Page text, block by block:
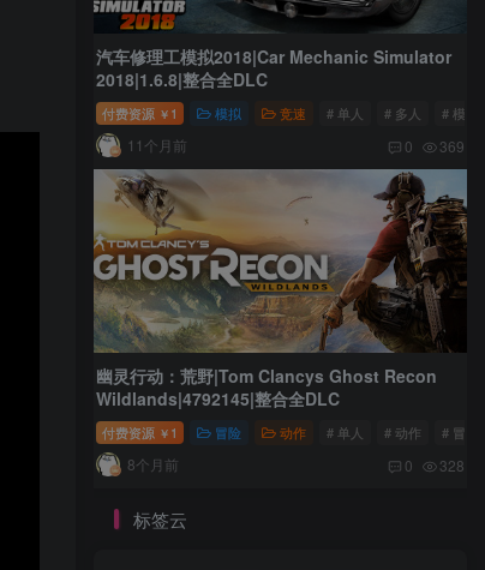
汽车修理工模拟2018|Car Mechanic Simulator
2018|1.6.8|整合全DLC
付费资源 ￥ 1 模拟 竞速 # 单人 # 多人 # 模拟
11个月前 0 369
幽灵行动：荒野|Tom Clancys Ghost Recon
Wildlands|4792145|整合全DLC
付费资源 ￥ 1 冒险 动作 # 单人 # 动作 # 冒险
8个月前 0 328
标签云